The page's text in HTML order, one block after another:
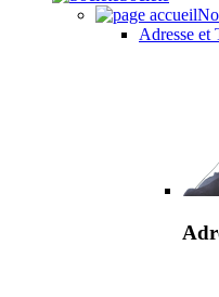
Adresse et